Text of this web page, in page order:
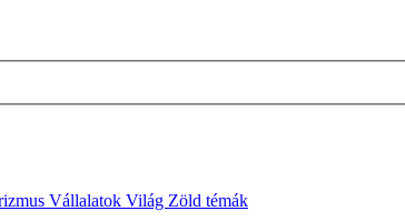
Vállalatok Világ Zöld témák